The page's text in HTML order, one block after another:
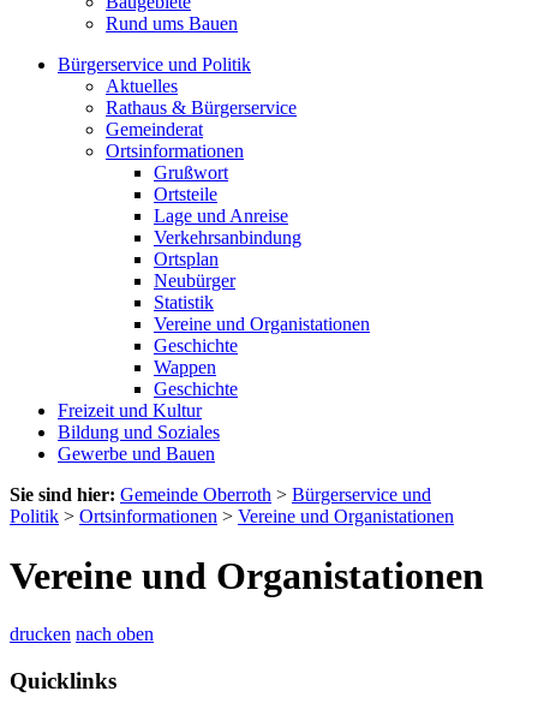
Rund ums Bauen
Bürgerservice und Politik
Aktuelles
Rathaus & Bürgerservice
Gemeinderat
Ortsinformationen
Grußwort
Ortsteile
Lage und Anreise
Verkehrsanbindung
Ortsplan
Neubürger
Statistik
Vereine und Organistationen
Geschichte
Wappen
Geschichte
Freizeit und Kultur
Bildung und Soziales
Gewerbe und Bauen
Sie sind hier: Gemeinde Oberroth > Bürgerservice und
Politik > Ortsinformationen > Vereine und Organistationen
Vereine und Organistationen
drucken nach oben
Quicklinks